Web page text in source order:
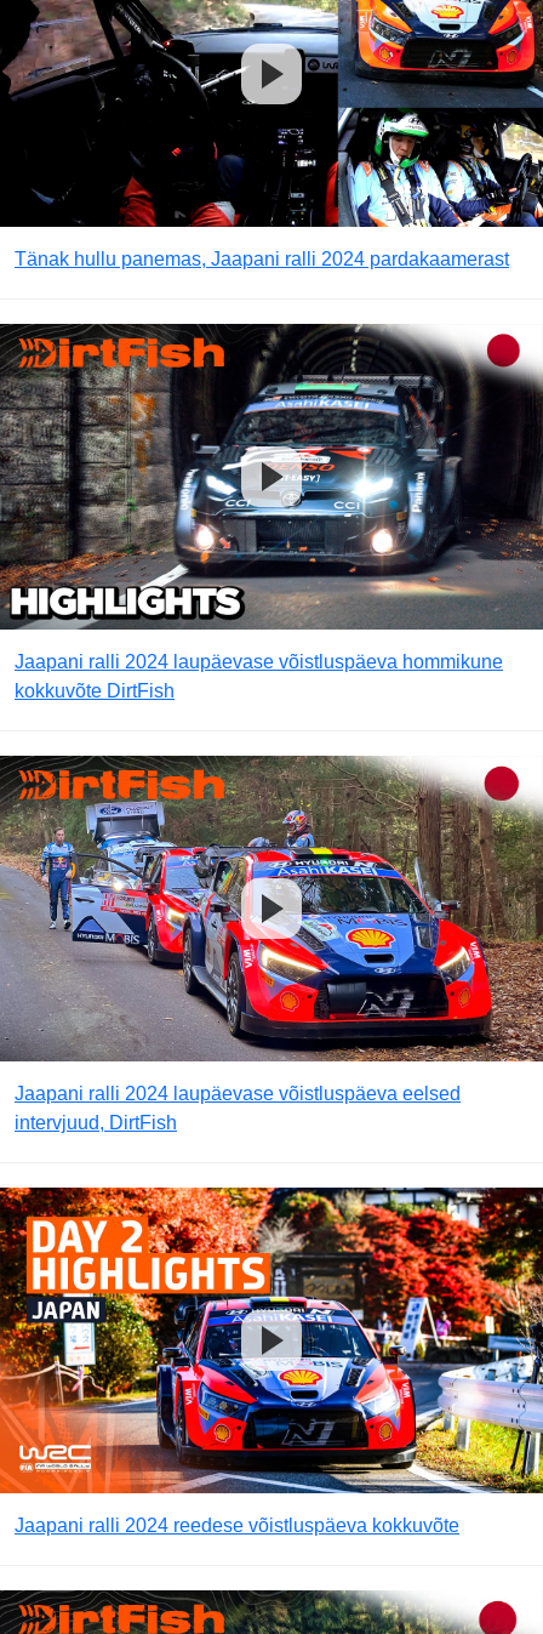
Tänak hullu panemas, Jaapani ralli 2024 pardakaamerast
Jaapani ralli 2024 laupäevase võistluspäeva hommikune
kokkuvõte DirtFish
Jaapani ralli 2024 laupäevase võistluspäeva eelsed
intervjuud, DirtFish
Jaapani ralli 2024 reedese võistluspäeva kokkuvõte